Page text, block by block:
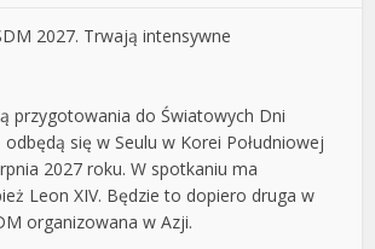
2027. Trwają intensywne
przygotowania do Światowych Dni
odbędą się w Seulu w Korei Południowej
2027 roku. W spotkaniu ma
Leon XIV. Będzie to dopiero druga w
organizowana w Azji.